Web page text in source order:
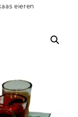
eieren